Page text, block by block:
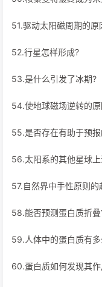
51.驱动太阳磁周期的原
52.行星怎样形成?
53.是什么引发了冰期?
54.使地球磁场逆转的
55.是否存在有助于预
56.太阳系的其他星球
57.自然界中手性原则的
58.能否预测蛋白质折叠
59.人体中的蛋白质有
60.蛋白质如何发现其